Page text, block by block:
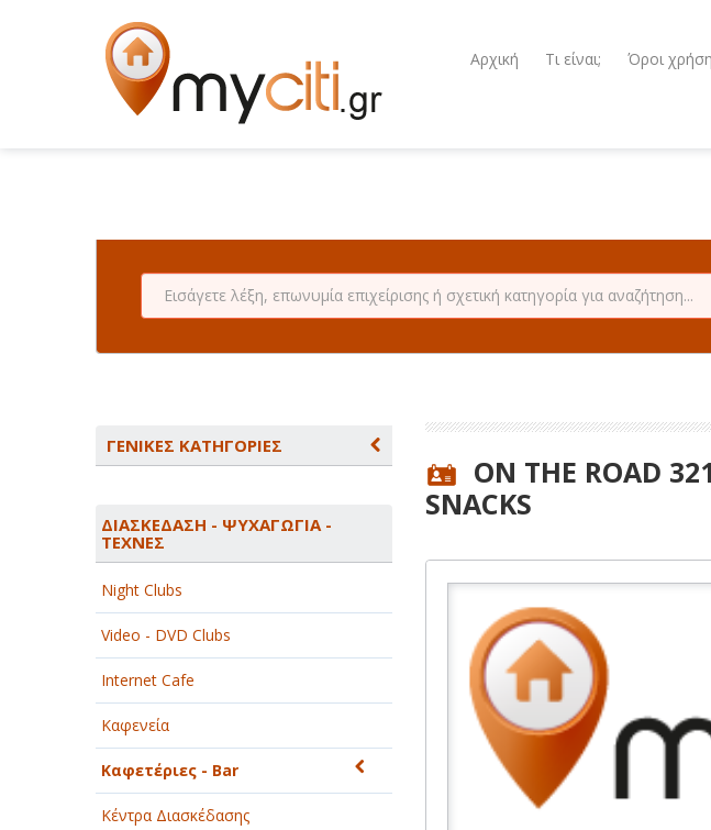
Αρχική Τι είναι; Όροι
ΓΕΝΙΚΕΣ ΚΑΤΗΓΟΡΙΕΣ
ΑΘΛΗΤΙΣΜΟΣ
ΑΥΤΟΚΙΝΗΤΑ - ΜΗΧΑΝΕΣ - ΣΚΑΦΗ
ΔΙΑΣΚΕΔΑΣΗ - ΨΥΧΑΓΩΓΙΑ - ΤΕΧΝΕΣ
ΔΙΑΦΗΜΙΣΗ - ΜΜΕ
ΕΚΚΛΗΣΙΕΣ - ΦΙΛΑΝΘΡΩΠΙΚΑ
ΣΩΜΑΤΕΙΑ
ΕΚΠΑΙΔΕΥΣΗ - ΣΧΟΛΕΣ
ΔΙΑΣΚΕΔΑΣΗ - ΨΥΧΑΓΩΓΙΑ -
ΤΕΧΝΕΣ
Night Clubs
Video - DVD Clubs
Internet Cafe
Καφενεία
Καφετέριες - Bar
Κέντρα Διασκέδασης
ON THE ROAD
SNACKS